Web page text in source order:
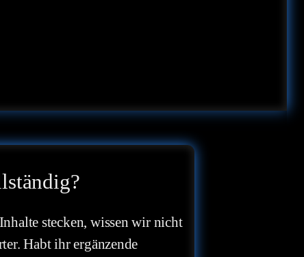
stecken, wissen wir nicht
Habt ihr ergänzende